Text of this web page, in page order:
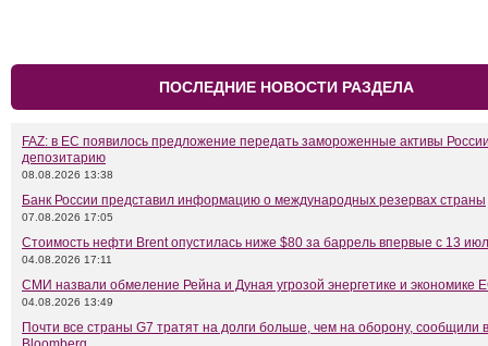
ПОСЛЕДНИЕ НОВОСТИ РАЗДЕЛА
FAZ: в ЕС появилось предложение передать замороженные активы
депозитарию
08.08.2026 13:38
Банк России представил информацию о международных резервах страны
07.08.2026 17:05
Стоимость нефти Brent опустилась ниже $80 за баррель впервые с 13
04.08.2026 17:11
СМИ назвали обмеление Рейна и Дуная угрозой энергетике и экономике
04.08.2026 13:49
Почти все страны G7 тратят на долги больше, чем на оборону, сообщили в